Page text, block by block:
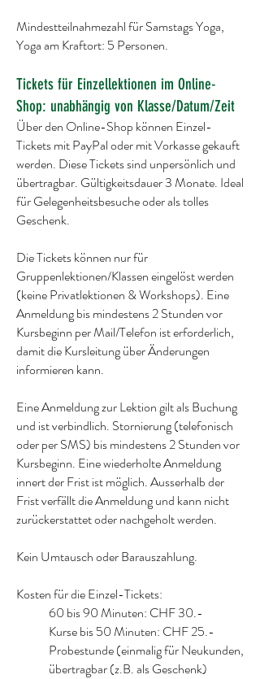
Mindestteilnahmezahl für Samstags Yoga,
Yoga am Kraftort: 5 Personen.
Tickets für Einzellektionen im Online-
Shop: unabhängig von Klasse/Datum/Zeit
Über den Online-Shop können Einzel-
Tickets mit PayPal oder mit Vorkasse gekauft
werden. Diese Tickets sind unpersönlich und
übertragbar. Gültigkeitsdauer 3 Monate. Ideal
für Gelegenheitsbesuche oder als tolles
Geschenk.
Die Tickets können nur für
Gruppenlektionen/Klassen eingelöst werden
(keine Privatlektionen & Workshops). Eine
Anmeldung bis mindestens 2 Stunden vor
Kursbeginn per Mail/Telefon ist erforderlich,
damit die Kursleitung über Änderungen
informieren kann.
Eine Anmeldung zur Lektion gilt als Buchung
und ist verbindlich. Stornierung (telefonisch
oder per SMS) bis mindestens 2 Stunden vor
Kursbeginn. Eine wiederholte Anmeldung
innert der Frist ist möglich. Ausserhalb der
Frist verfällt die Anmeldung und kann nicht
zurückerstattet oder nachgeholt werden.
Kein Umtausch oder Barauszahlung.
Kosten für die Einzel-Tickets:
60 bis 90 Minuten: CHF 30.-
Kurse bis 50 Minuten: CHF 25.-
Probestunde (einmalig für Neukunden,
übertragbar (z.B. als Geschenk)